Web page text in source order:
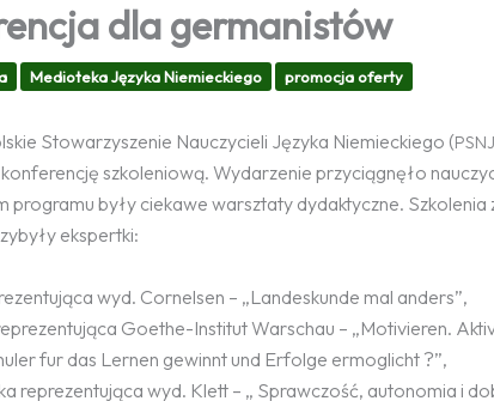
dla germanistów
Medioteka Języka Niemieckiego promocja oferty
Stowarzyszenie Nauczycieli Języka Niemieckiego (
szkoleniową. Wydarzenie przyciągnęło
programu były ciekawe warsztaty dydaktyczne.
ekspertki:
wyd. Cornelsen – „Landeskunde mal anders”,
Goethe-Institut Warschau – „Motivieren.
fur das Lernen gewinnt und Erfolge ermoglicht ?”,
reprezentująca wyd. Klett – „ Sprawczość, autonomia i